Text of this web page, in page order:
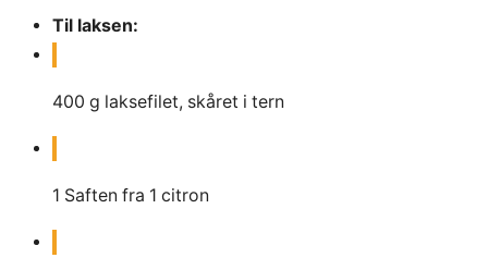
Til laksen:
400 g laksefilet, skåret i tern
1 Saften fra 1 citron